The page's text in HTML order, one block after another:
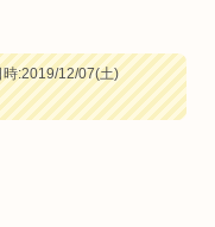
:2019/12/07(土)